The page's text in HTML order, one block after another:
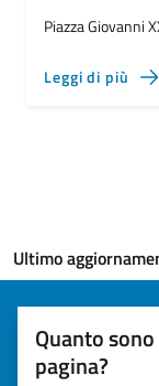
Piazza Giovanni
Leggi di più
Ultimo
Quanto
pagina?